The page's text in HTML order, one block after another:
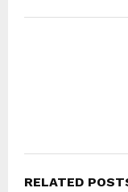
RELATED